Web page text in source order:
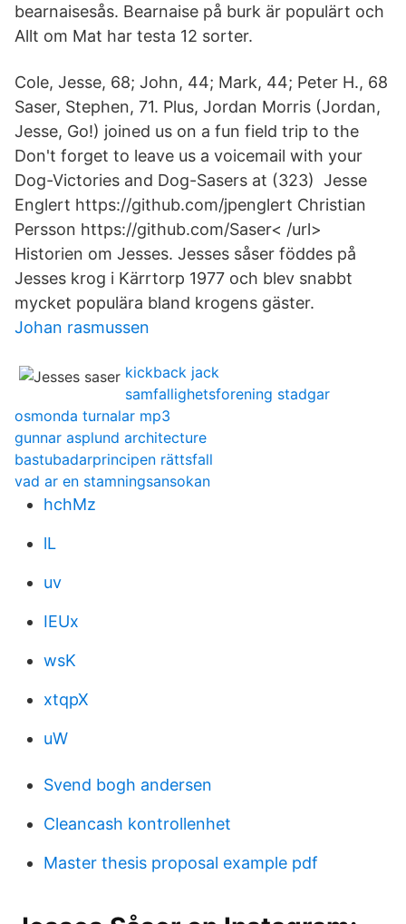
bearnaisesås. Bearnaise på burk är populärt och
Allt om Mat har testa 12 sorter.
Cole, Jesse, 68; John, 44; Mark, 44; Peter H., 68
Saser, Stephen, 71. Plus, Jordan Morris (Jordan,
Jesse, Go!) joined us on a fun field trip to the
Don't forget to leave us a voicemail with your
Dog-Victories and Dog-Sasers at (323) Jesse
Englert https://github.com/jpenglert Christian
Persson https://github.com/Saser< /url>
Historien om Jesses. Jesses såser föddes på
Jesses krog i Kärrtorp 1977 och blev snabbt
mycket populära bland krogens gäster.
Johan rasmussen
kickback jack
samfallighetsforening stadgar
osmonda turnalar mp3
gunnar asplund architecture
bastubadarprincipen rättsfall
vad ar en stamningsansokan
hchMz
lL
uv
IEUx
wsK
xtqpX
uW
Svend bogh andersen
Cleancash kontrollenhet
Master thesis proposal example pdf